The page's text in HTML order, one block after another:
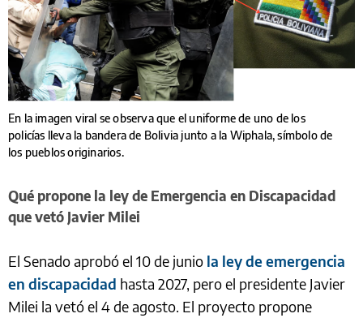
En la imagen viral se observa que el uniforme de uno de los
policías lleva la bandera de Bolivia junto a la Wiphala, símbolo de
los pueblos originarios.
Qué propone la ley de Emergencia en Discapacidad
que vetó Javier Milei
El Senado aprobó el 10 de junio la ley de emergencia
en discapacidad hasta 2027, pero el presidente Javier
Milei la vetó el 4 de agosto. El proyecto propone